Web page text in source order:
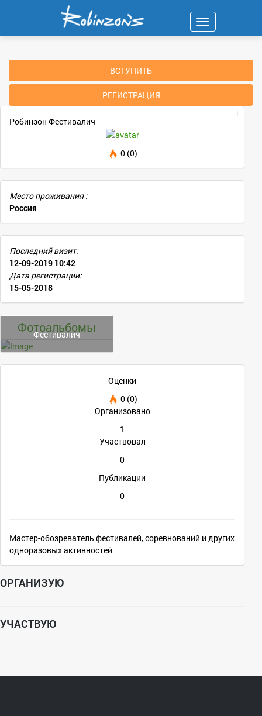
Навигация
ВСТУПИТЬ
РЕГИСТРАЦИЯ
Робинзон Фестивалич
0 (0)
Место проживания :
Россия
Последний визит:
12-09-2019 10:42
Дата регистрации:
15-05-2018
Фотоальбомы
Фестивалич
Оценки
0 (0)
Организовано
1
Участвовал
0
Публикации
0
Мастер-обозреватель фестивалей, соревнований и других
одноразовых активностей
ОРГАНИЗУЮ
УЧАСТВУЮ